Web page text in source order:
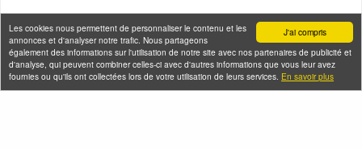
J'ai compris
Les cookies nous permettent de personnaliser le contenu et les
annonces et d'analyser notre trafic. Nous partageons
également des informations sur l'utilisation de notre site avec nos partenaires de publicité et
d'analyse, qui peuvent combiner celles-ci avec d'autres informations que vous leur avez
fournies ou qu'ils ont collectées lors de votre utilisation de leurs services. En savoir plus